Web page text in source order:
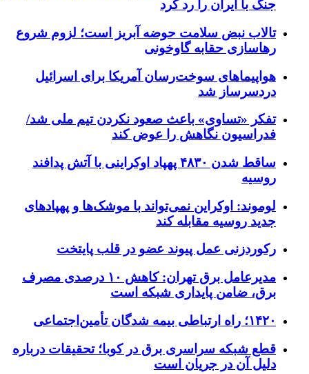
جنگ با ایران را رد کرد
تالاب نبض سلامت حوضه آبریز است؛ لزوم شروع
رهاسازی حقابه گاوخونی
هواپیماهای سوخت‌رسان آمریکا برای اسرائیل
دردسرساز شد
تفکر «تساوی» باعث صعود نکردن تیم ملی شد/
فدراسیون نگاهش را عوض کند
ساقط شدن ۴۸۳۰ پهپاد اوکراینی با آتش پدافند
روسیه
لوموند: اوکراین نمی‌تواند با موشک‌ها و پهپادهای
جدید روسیه مقابله کند
رکوردزنی عمل پیوند عضو در قلب پایتخت
مدیرعامل برق تهران: کاهش ۱۰ درصدی مصرف
برق، ضامن پایداری شبکه است
۱۴۲۰؛ راه ارتباطی بیمه شدگان تأمین‌اجتماعی
قطع شبکه سراسری برق در کوبا؛ تحقیقات درباره
دلیل آن در جریان است